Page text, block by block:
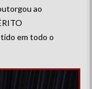
ao
em todo o